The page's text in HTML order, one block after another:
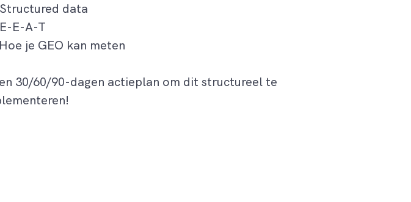
data
E-A-T
je GEO kan meten
30/60/90-dagen actieplan om dit structureel te